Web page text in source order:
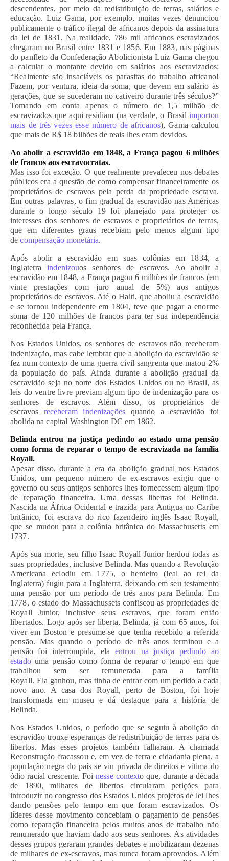
descendentes, por meio da redistribuição de terras, salários e
educação. Luiz Gama, por exemplo, muitas vezes denunciou
publicamente o tráfico ilegal de africanos depois da assinatura
da lei de 1831. Na realidade, 786 mil africanos escravizados
chegaram no Brasil entre 1831 e 1856. Em 1883, nas páginas
do panfleto da Confederação Abolicionista Luiz Gama chegou
a calcular o montante devido em salários aos escravizados:
“Realmente são insaciáveis os parasitas do trabalho africano!
Fazem, por ventura, ideia da soma, que devem em salário às
gerações, que se sucederam no cativeiro durante três séculos?”
Tomando em conta apenas o número de 1,5 milhão de
escravizados que aqui residiam (na verdade, o Brasil importou
mais de três vezes esse número de africanos), Gama calculou
que mais de R$ 18 bilhões de reais lhes eram devidos.
Ao abolir a escravidão em 1848, a França pagou 6 milhões
de francos aos escravocratas.
Mas isso foi exceção. O que realmente prevaleceu nos debates
públicos era a questão de como compensar financeiramente os
proprietários de escravos pela perda da propriedade escrava.
Em outras palavras, o fim gradual da escravidão nas Américas
durante o longo século 19 foi planejado para proteger os
interesses dos senhores de escravos e proprietários de terras,
que em diferentes graus recebiam pelo menos algum tipo
decompensação monetária.
Após abolir a escravidão em suas colônias em 1834, a
Inglaterraindenizouos senhores de escravos. Ao abolir a
escravidão em 1848, a França pagou 6 milhões de francos (em
vinte prestações com juro anual de 5%) aos antigos
proprietários de escravos. Até o Haiti, que aboliu a escravidão
e se tornou independente em 1804, teve que pagar a enorme
soma de 120 milhões de francos para ter sua independência
reconhecida pela França.
Nos Estados Unidos, os senhores de escravos não receberam
indenização, mas cabe lembrar que a abolição da escravidão se
fez num contexto de uma guerra civil sangrenta que matou 2%
da população do país. Ainda durante a abolição gradual da
escravidão seja no norte dos Estados Unidos ou no Brasil, as
leis do ventre livre previam algum tipo de indenização para os
senhores de escravos. Além disso, os proprietários de
escravos receberam indenizações quando a escravidão foi
abolida na capital Washington DC em 1862.
Belinda entrou na justiça pedindo ao estado uma pensão
como forma de reparar o tempo de escravizada na família
Royall.
Apesar disso, durante a era da abolição gradual nos Estados
Unidos, um pequeno número de ex-escravos exigiu que o
governo ou seus antigos senhores lhes fornecessem algum tipo
de reparação financeira. Uma dessas libertas foi Belinda.
Nascida na África Ocidental e trazida para Antigua no Caribe
britânico, foi escrava do rico fazendeiro inglês Isaac Royall,
que se mudou para a colônia britânica do Massachusetts em
1737.
Após sua morte, seu filho Isaac Royall Junior herdou todas as
suas propriedades, inclusive Belinda. Mas quando a Revolução
Americana eclodiu em 1775, o herdeiro (leal ao rei da
Inglaterra) fugiu para a Inglaterra, deixando em seu testamento
uma pensão por um período de três anos para Belinda. Em
1778, o estado do Massachussets confiscou as propriedades de
Royall Junior, inclusive seus escravos, que foram então
libertados. Logo após ser liberta, Belinda, já com 65 anos, foi
viver em Boston e presume-se que tenha recebido a referida
pensão. Mas quando o período de três anos terminou e a
pensão foi interrompida, elaentrou na justiça pedindo ao
estadouma pensão como forma de reparar o tempo em que
trabalhou sem ser remunerada para a família
Royall. Ela ganhou, mas tinha de entrar com um pedido a cada
novo ano. A casa dos Royall, perto de Boston, foi hoje
transformada em museu e dá destaque para a história de
Belinda.
Nos Estados Unidos, o período que se seguiu à abolição da
escravidão trouxe esperanças de redistribuição de terras para os
libertos. Mas esses projetos também falharam. A chamada
Reconstrução fracassou e, em vez de terra e cidadania plena, a
população negra do país se viu privada de direitos e vítima do
ódio racial crescente. Foinesse contexto que, durante a década
de 1890, milhares de libertos circularam petições para
introduzir no congresso dos Estados Unidos projetos de lei lhes
dando pensões pelo tempo em que foram escravizados. Os
líderes desse movimento concebiam o pagamento de pensões
como reparação financeira pelos muitos anos de trabalho não
remunerado que haviam dado aos seus senhores. As atividades
desses grupos geraram grandes debates e mobilizaram dezenas
de milhares de ex-escravos, mas nunca foram aprovados. Além